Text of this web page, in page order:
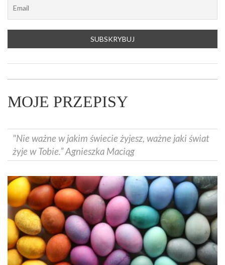
MOJE PRZEPISY
"Nie ważne w jakim świecie żyjesz, ważne jaki świat
żyje w Tobie.” Agnieszka Maciąg